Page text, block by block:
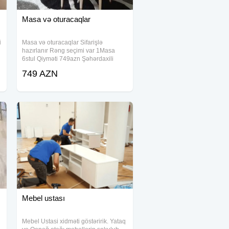
Masa və oturacaqlar
Masa və oturacaqlar Sifarişlə
hazırlanır Rəng seçimi var 1Masa
6stul Qiyməti 749azn Şəhərdaxili
749 AZN
Mebel ustası
Mebel Ustasi xidməti göstəririk. Yataq